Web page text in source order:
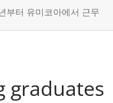
부터 유미코아에서 근무
graduates